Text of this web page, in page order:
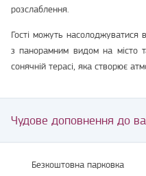
розслаблення.
Гості можуть насолоджуватися
з панорамним видом на місто
сонячній терасі, яка створює
Чудове доповнення до
Безкоштовна парковка